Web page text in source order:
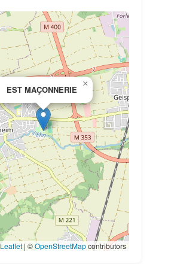
EST MAÇONNERIE
×
Leaflet | ©OpenStreetMapcontributors